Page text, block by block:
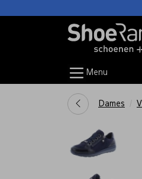
Menu
Dames